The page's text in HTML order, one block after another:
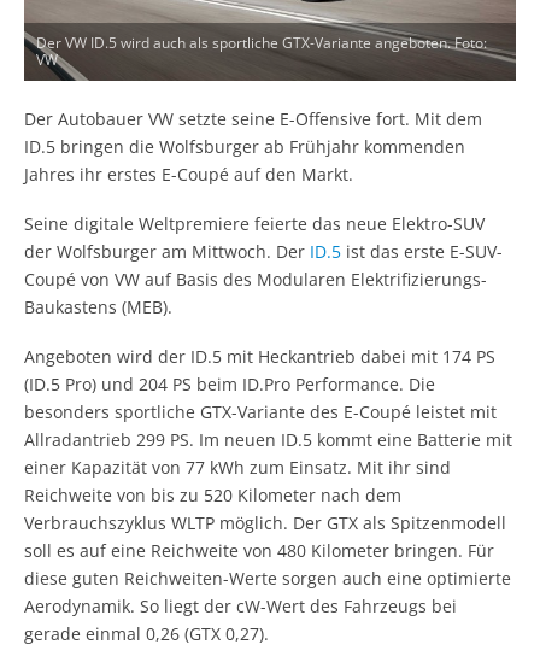
Der VW ID.5 wird auch als sportliche GTX-Variante angeboten. Foto:
VW
Der Autobauer VW setzte seine E-Offensive fort. Mit dem
ID.5 bringen die Wolfsburger ab Frühjahr kommenden
Jahres ihr erstes E-Coupé auf den Markt.
Seine digitale Weltpremiere feierte das neue Elektro-SUV
der Wolfsburger am Mittwoch. Der ID.5 ist das erste E-SUV-
Coupé von VW auf Basis des Modularen Elektrifizierungs-
Baukastens (MEB).
Angeboten wird der ID.5 mit Heckantrieb dabei mit 174 PS
(ID.5 Pro) und 204 PS beim ID.Pro Performance. Die
besonders sportliche GTX-Variante des E-Coupé leistet mit
Allradantrieb 299 PS. Im neuen ID.5 kommt eine Batterie mit
einer Kapazität von 77 kWh zum Einsatz. Mit ihr sind
Reichweite von bis zu 520 Kilometer nach dem
Verbrauchszyklus WLTP möglich. Der GTX als Spitzenmodell
soll es auf eine Reichweite von 480 Kilometer bringen. Für
diese guten Reichweiten-Werte sorgen auch eine optimierte
Aerodynamik. So liegt der cW-Wert des Fahrzeugs bei
gerade einmal 0,26 (GTX 0,27).